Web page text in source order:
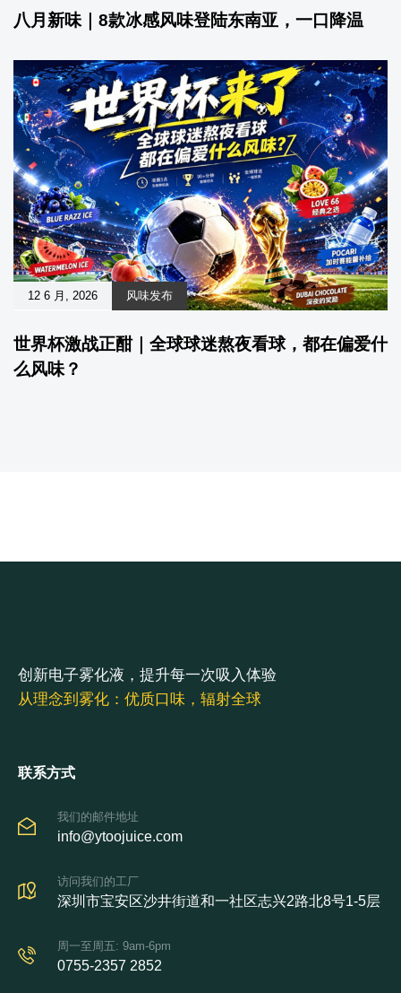
八月新味｜8款冰感风味登陆东南亚，一口降温
12 6 月, 2026 风味发布
世界杯激战正酣｜全球球迷熬夜看球，都在偏爱什
么风味？
创新电子雾化液，提升每一次吸入体验
从理念到雾化：优质口味，辐射全球
联系方式
我们的邮件地址
info@ytoojuice.com
访问我们的工厂
深圳市宝安区沙井街道和一社区志兴2路北8号1-5层
周一至周五: 9am-6pm
0755-2357 2852